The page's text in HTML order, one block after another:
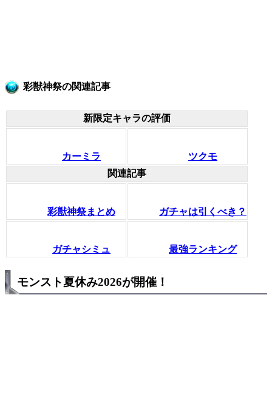
彩獣神祭の関連記事
新限定キャラの評価
カーミラ
ツクモ
関連記事
彩獣神祭まとめ ガチャは引くべき？
ガチャシミュ 最強ランキング
モンスト夏休み2026が開催！